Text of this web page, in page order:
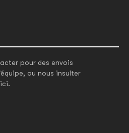
pour des envois
ou nous insulter